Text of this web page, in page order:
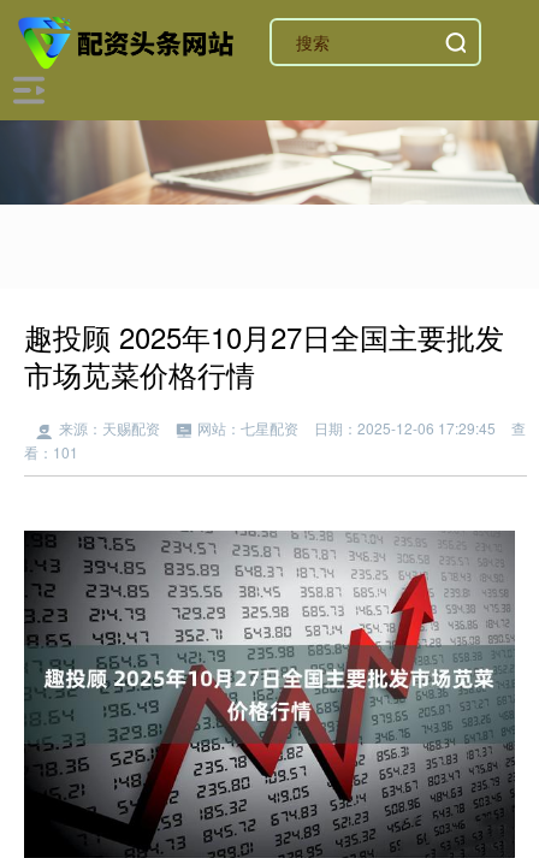
趣投顾 2025年10月27日全国主要批发
市场苋菜价格行情
来源：天赐配资 网站：七星配资 日期：2025-12-06 17:29:45
查
看：101